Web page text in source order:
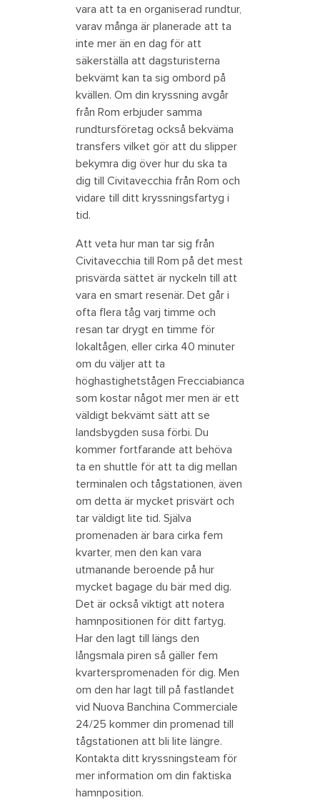
vara att ta en organiserad rundtur,
varav många är planerade att ta
inte mer än en dag för att
säkerställa att dagsturisterna
bekvämt kan ta sig ombord på
kvällen. Om din kryssning avgår
från Rom erbjuder samma
rundtursföretag också bekväma
transfers vilket gör att du slipper
bekymra dig över hur du ska ta
dig till Civitavecchia från Rom och
vidare till ditt kryssningsfartyg i
tid.
Att veta hur man tar sig från
Civitavecchia till Rom på det mest
prisvärda sättet är nyckeln till att
vara en smart resenär. Det går i
ofta flera tåg varj timme och
resan tar drygt en timme för
lokaltågen, eller cirka 40 minuter
om du väljer att ta
höghastighetstågen Frecciabianca
som kostar något mer men är ett
väldigt bekvämt sätt att se
landsbygden susa förbi. Du
kommer fortfarande att behöva
ta en shuttle för att ta dig mellan
terminalen och tågstationen, även
om detta är mycket prisvärt och
tar väldigt lite tid. Själva
promenaden är bara cirka fem
kvarter, men den kan vara
utmanande beroende på hur
mycket bagage du bär med dig.
Det är också viktigt att notera
hamnpositionen för ditt fartyg.
Har den lagt till längs den
långsmala piren så gäller fem
kvarterspromenaden för dig. Men
om den har lagt till på fastlandet
vid Nuova Banchina Commerciale
24/25 kommer din promenad till
tågstationen att bli lite längre.
Kontakta ditt kryssningsteam för
mer information om din faktiska
hamnposition.